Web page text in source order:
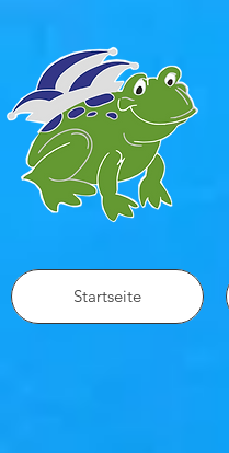
Startseite